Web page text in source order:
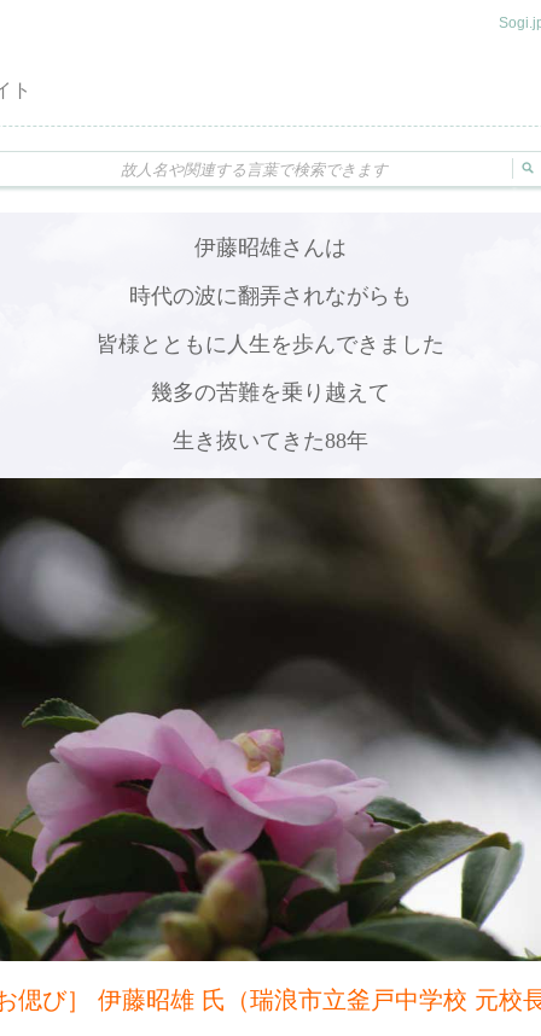
ト
伊藤昭雄さんは
時代の波に翻弄されながらも
皆様とともに人生を歩んできました
幾多の苦難を乗り越えて
生き抜いてきた88年
偲び］ 伊藤昭雄 氏（瑞浪市立釜戸中学校 元校